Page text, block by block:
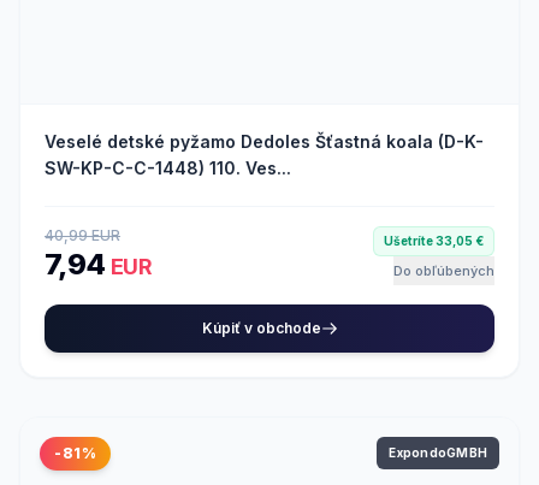
Veselé detské pyžamo Dedoles Šťastná koala (D-K-
SW-KP-C-C-1448) 110. Ves...
40,99 EUR
7,94 EUR
Ušetríte 33,05 €
Do obľúbených
Kúpiť v obchode
-81% ExpondoGMBH